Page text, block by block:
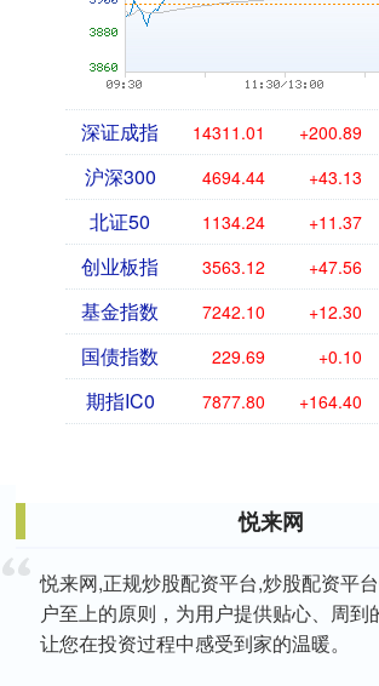
深证成指 14311.01 +200.89
沪深300 4694.44 +43.13
北证50 1134.24 +11.37
创业板指 3563.12 +47.56
基金指数 7242.10 +12.30
国债指数 229.69 +0.10
期指IC0 7877.80 +164.40
悦来网
悦来网,正规炒股配资平台,炒股配资平
户至上的原则，为用户提供贴心、周到
让您在投资过程中感受到家的温暖。